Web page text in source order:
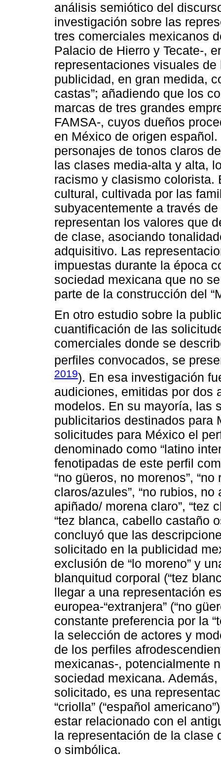
análisis semiótico del
investigación sobre las
tres comerciales mexicanos
Palacio de Hierro y Tecate-,
representaciones visuales
publicidad, en gran medida,
castas”; añadiendo que los
marcas de tres grandes
FAMSA-, cuyos dueños
en México de origen
personajes de tonos claros
las clases media-alta y alta,
racismo y clasismo colorista.
cultural, cultivada por las
subyacentemente a través
representan los valores que
de clase, asociando
adquisitivo. Las
impuestas durante la época
sociedad mexicana que no
parte de la construcción del
En otro estudio sobre la
cuantificación de las
comerciales donde se
perfiles convocados, se
2019). En esa investigación
audiciones, emitidas por dos
modelos. En su mayoría, las
publicitarios destinados para
solicitudes para México el
denominado como “latino
fenotipadas de este perfil
“no güeros, no morenos”,
claros/azules”, “no rubios,
apiñado/ morena claro”, “tez
“tez blanca, cabello castaño
concluyó que las
solicitado en la publicidad
exclusión de “lo moreno” y
blanquitud corporal (“tez
llegar a una representación
europea-“extranjera” (“no
constante preferencia por la
la selección de actores y
de los perfiles
mexicanas-, potencialmente
sociedad mexicana.
solicitado, es una
“criolla” (“español
estar relacionado con el
la representación de la clase
o simbólica.